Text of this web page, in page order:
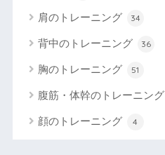
肩のトレーニング 34
背中のトレーニング 36
胸のトレーニング 51
腹筋・体幹のトレーニング
顔のトレーニング 4